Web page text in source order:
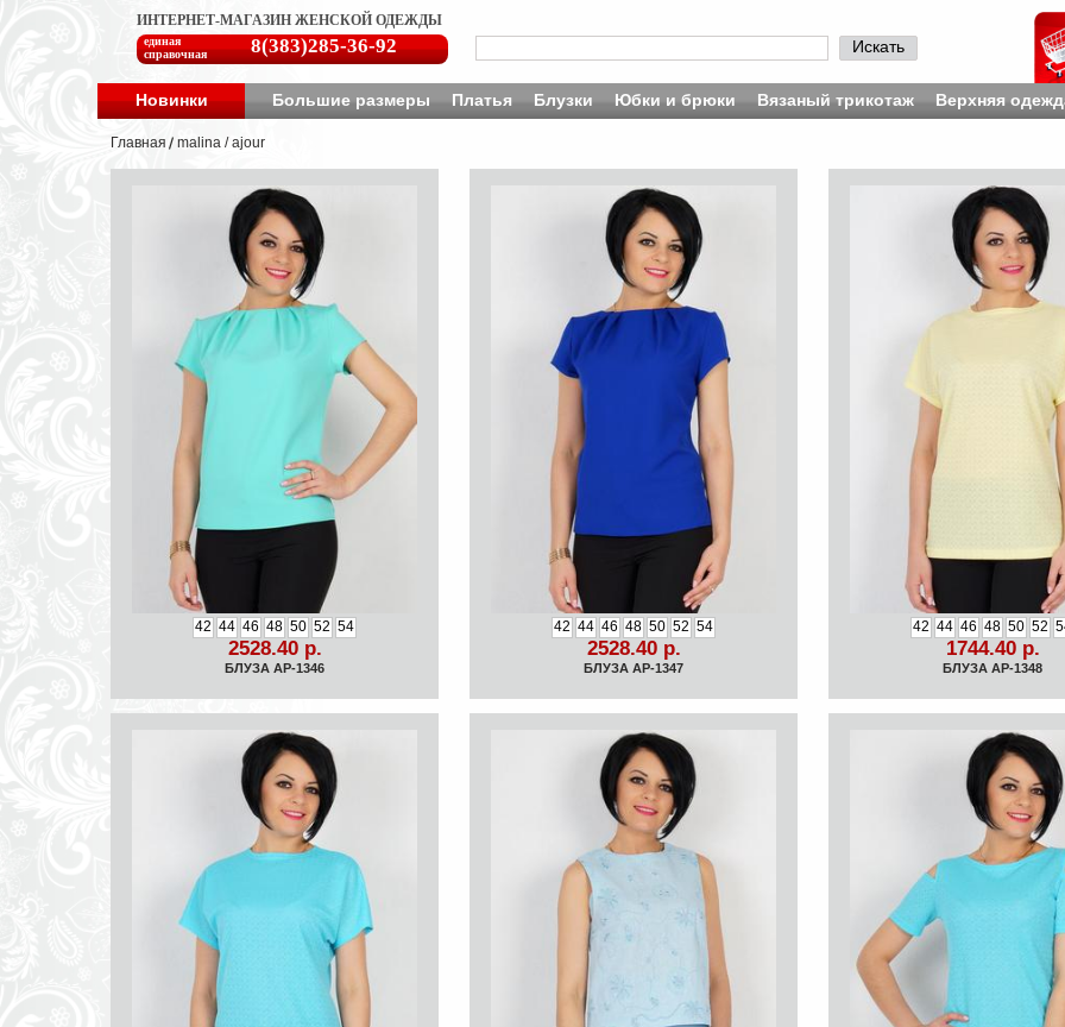
ИНТЕРНЕТ-МАГАЗИН ЖЕНСКОЙ ОДЕЖДЫ
единая
справочная
8(383)285-36-92 Искать
Новинки Большие размеры Платья Блузки Юбки и брюки Вязаный трикотаж Верхняя
Главная malina / ajour
42 44 46 48 50 52 54
2528.40 р.
БЛУЗА АР-1346
42 44 46 48 50 52 54
2528.40 р.
БЛУЗА АР-1347
42 44 46 48 50 52
1744.40 р.
БЛУЗА АР-1348